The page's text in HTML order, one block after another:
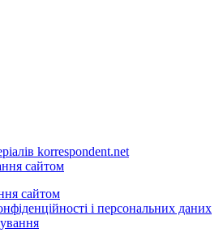
korrespondent.net
сайтом
сайтом
і персональних даних